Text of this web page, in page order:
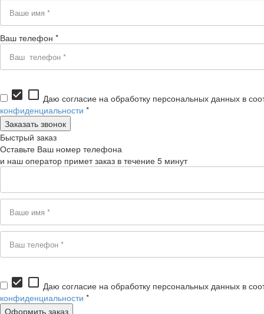
Ваш телефон *
check_box check_box_outline_blank Даю согласие на обработку персональных данных в
конфиденциальности *
Быстрый заказ
Оставьте Ваш номер телефона
и наш оператор примет заказ в течение 5 минут
check_box check_box_outline_blank Даю согласие на обработку персональных данных в
конфиденциальности *